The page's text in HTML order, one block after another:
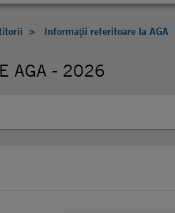
Informaţii referitoare la AGA
AGA - 2026